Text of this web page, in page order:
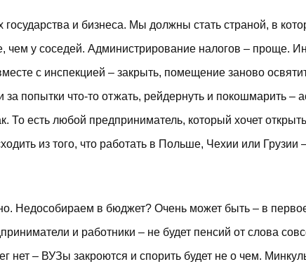
и бизнеса. Мы должны стать страной, в
чем у соседей. Администрирование налогов – проще.
с инспекцией – закрыть, помещение заново
попытки что-то отжать, рейдернуть и покошмарить –
То есть любой предприниматель, который хочет
из того, что работать в Польше, Чехии или Грузии
Недособираем в бюджет? Очень может быть – в
и работники – не будет пенсий от слова
нет – ВУЗы закроются и спорить будет не о чем.